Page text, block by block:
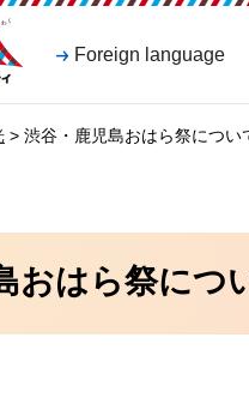
ィ
Foreign language
> 渋谷・鹿児島おはら祭につい
おはら祭につ